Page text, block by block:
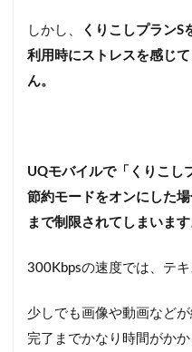
しかし、
くりこしプランS
利用時にストレスを感じ
ん。
UQモバイルで「くりこし
節約モードをオンにした
まで制限されてしまいます
300Kbpsの速度では、テ
少しでも画像や動画など
完了までかなり時間がか